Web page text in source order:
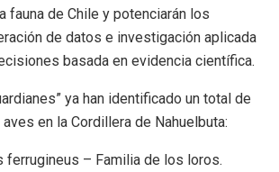
fauna de Chile y potenciarán los
de datos e investigación aplicada
basada en evidencia científica.
ya han identificado un total de
en la Cordillera de Nahuelbuta:
ferrugineus – Familia de los loros.